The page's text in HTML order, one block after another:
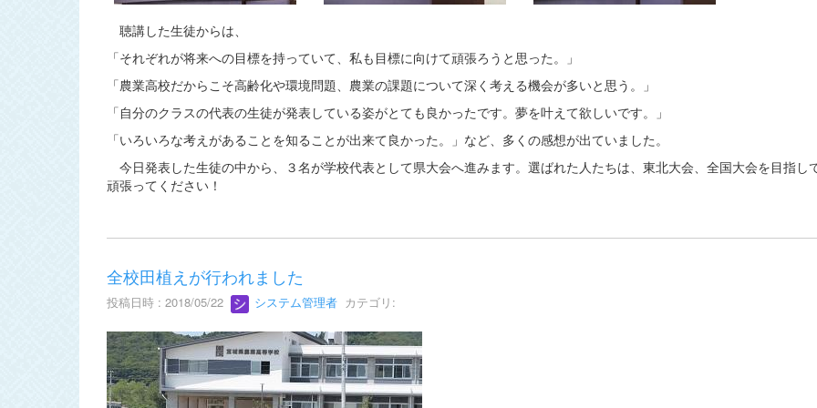
聴講した生徒からは、
「それぞれが将来への目標を持っていて、私も目標に向けて頑張ろうと思った。」
「農業高校だからこそ高齢化や環境問題、農業の課題について深く考える機会が多いと思う。」
「自分のクラスの代表の生徒が発表している姿がとても良かったです。夢を叶えて欲しいです。」
「いろいろな考えがあることを知ることが出来て良かった。」など、多くの感想が出ていました。
今日発表した生徒の中から、３名が学校代表として県大会へ進みます。選ばれた人たちは、東北大会、全国大会を目指し
頑張ってください！
全校田植えが行われました
投稿日時 : 2018/05/22 システム管理者 カテゴリ: